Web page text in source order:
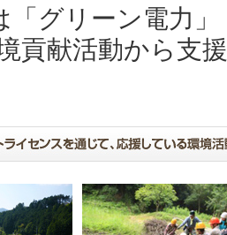
「グリーン電力
貢献活動から支